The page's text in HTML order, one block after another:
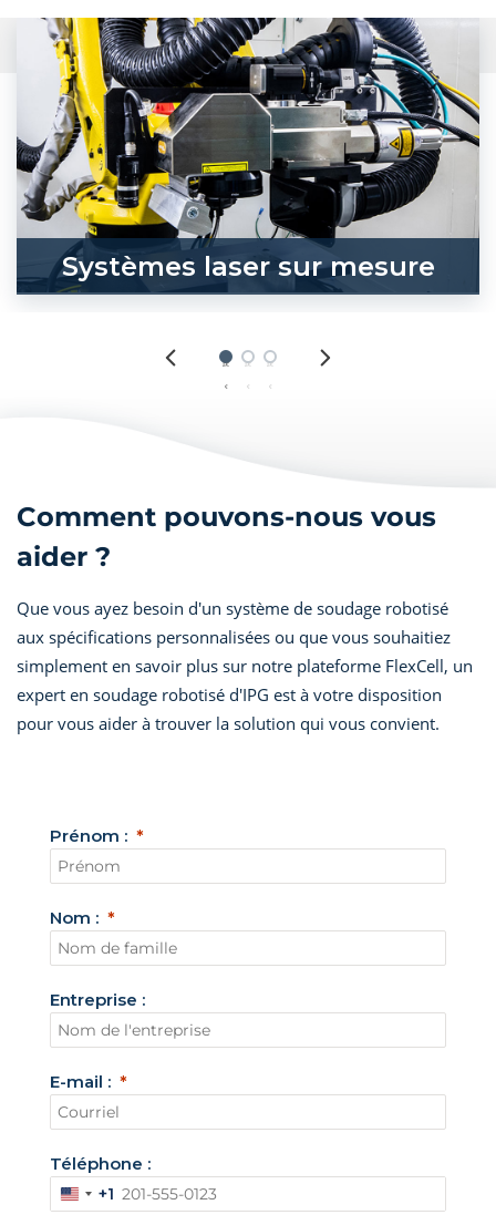
Systèmes laser sur mesure
Comment pouvons-nous vous
aider ?
Que vous ayez besoin d'un système de soudage robotisé
aux spécifications personnalisées ou que vous souhaitiez
simplement en savoir plus sur notre plateforme FlexCell, un
expert en soudage robotisé d'IPG est à votre disposition
pour vous aider à trouver la solution qui vous convient.
Prénom :
Nom :
Entreprise :
E-mail :
Téléphone :
É
+1